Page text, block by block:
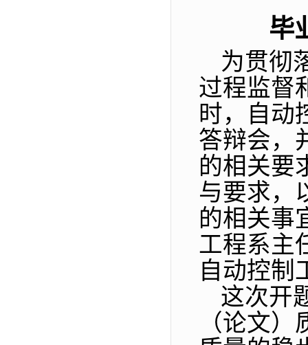
毕
为贯彻
过程监督
时，自动
答辩会，
的相关要
与要求，
的相关事
工程系主
自动控制
这次开
（论文）